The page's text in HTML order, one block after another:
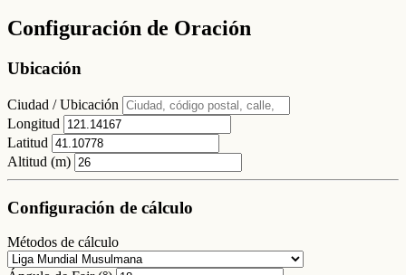
Configuración de Oración
Ubicación
Ciudad / Ubicación
Longitud
Latitud
Altitud (m)
Configuración de cálculo
Métodos de cálculo